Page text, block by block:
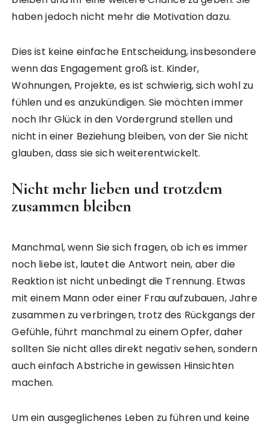
haben jedoch nicht mehr die Motivation dazu.
Dies ist keine einfache Entscheidung, insbesondere
wenn das Engagement groß ist. Kinder,
Wohnungen, Projekte, es ist schwierig, sich wohl zu
fühlen und es anzukündigen. Sie möchten immer
noch Ihr Glück in den Vordergrund stellen und
nicht in einer Beziehung bleiben, von der Sie nicht
glauben, dass sie sich weiterentwickelt.
Nicht mehr lieben und trotzdem
zusammen bleiben
Manchmal, wenn Sie sich fragen, ob ich es immer
noch liebe ist, lautet die Antwort nein, aber die
Reaktion ist nicht unbedingt die Trennung. Etwas
mit einem Mann oder einer Frau aufzubauen, Jahre
zusammen zu verbringen, trotz des Rückgangs der
Gefühle, führt manchmal zu einem Opfer, daher
sollten Sie nicht alles direkt negativ sehen, sondern
auch einfach Abstriche in gewissen Hinsichten
machen.
Um ein ausgeglichenes Leben zu führen und keine